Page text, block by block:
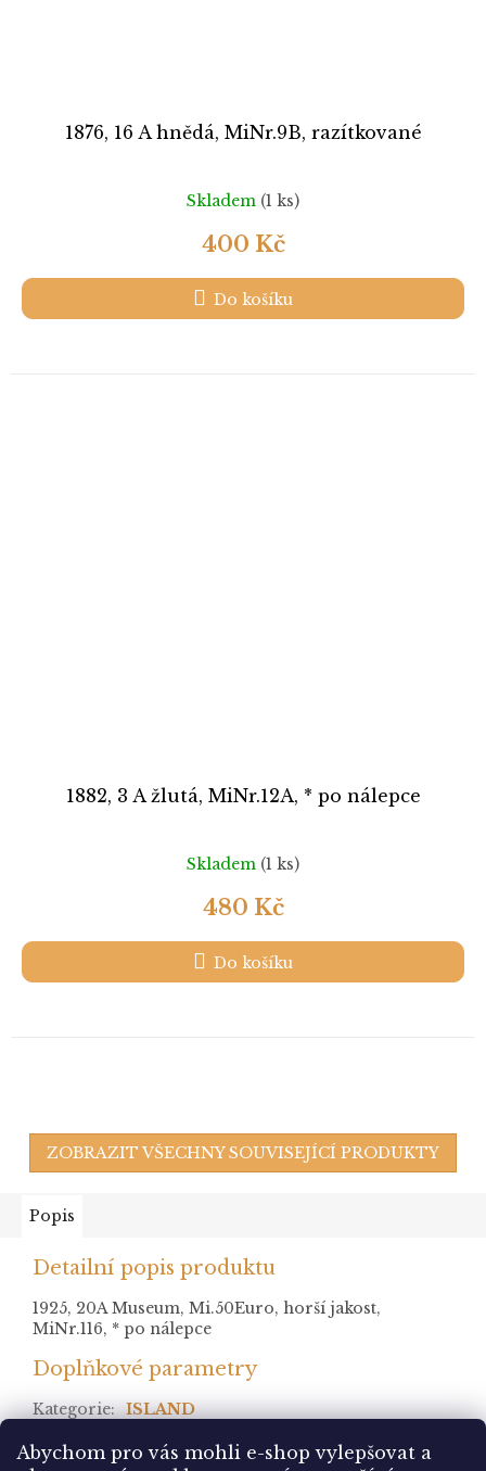
Abychom pro vás mohli e-shop vylepšovat a
1876, 16 A hnědá, MiNr.9B, razítkované
Skladem (1 ks)
400 Kč
Do košíku
1882, 3 A žlutá, MiNr.12A, * po nálepce
Skladem (1 ks)
480 Kč
Do košíku
ZOBRAZIT VŠECHNY SOUVISEJÍCÍ PRODUKTY
Popis
Detailní popis produktu
1925, 20A Museum, Mi.50Euro, horší jakost,
MiNr.116, * po nálepce
Doplňkové parametry
Kategorie: ISLAND